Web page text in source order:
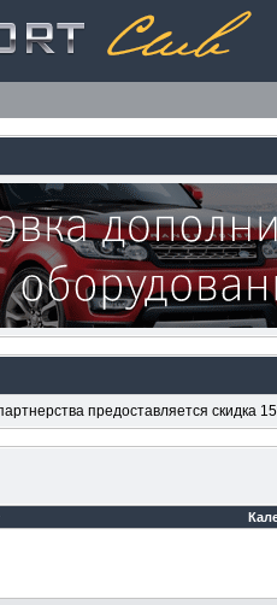
предоставляется скидка